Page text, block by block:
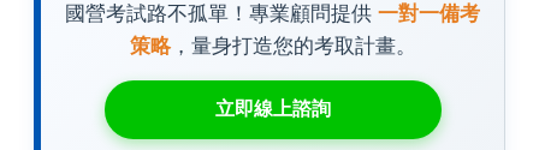
國營考試路不孤單！專業顧問提供 一對一備考
策略，量身打造您的考取計畫。
立即線上諮詢